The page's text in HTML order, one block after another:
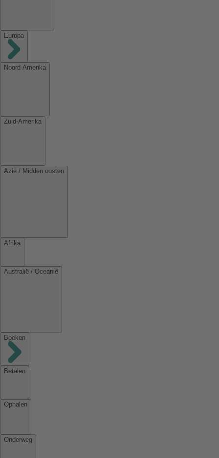
Europa
Noord-Amerika
Zuid-Amerika
Azië / Midden oosten
Afrika
Australië / Oceanië
Boeken
Betalen
Ophalen
Onderweg